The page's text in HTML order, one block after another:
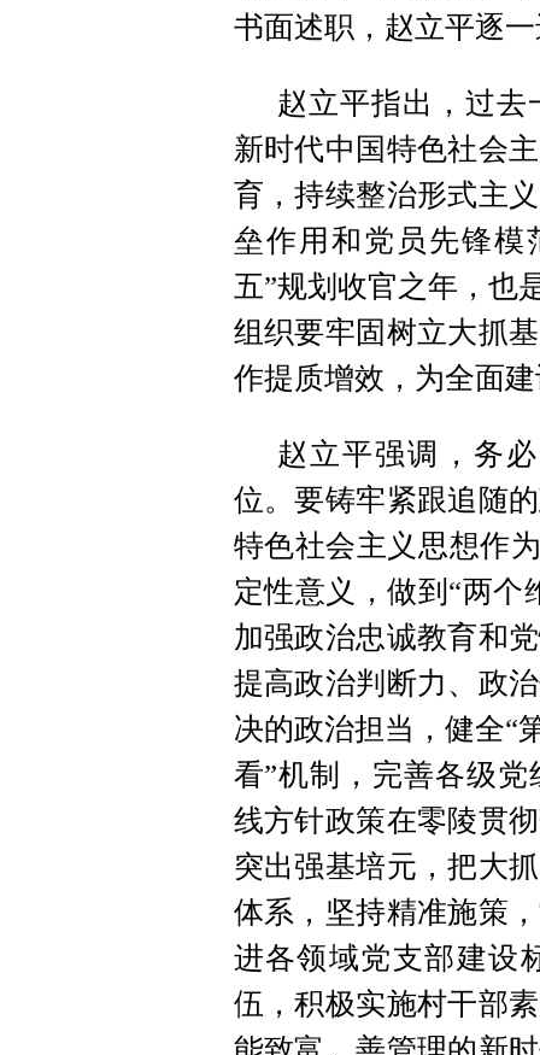
书面述职，赵立平逐
赵立平指出，过
新时代中国特色社会
育，持续整治形式主
垒作用和党员先锋模
五”规划收官之年，也
组织要牢固树立大抓
作提质增效，为全面
赵立平强调，务
位。要铸牢紧跟追随
特色社会主义思想作
定性意义，做到“两个
加强政治忠诚教育和
提高政治判断力、政
决的政治担当，健全“
看”机制，完善各级
线方针政策在零陵贯
突出强基培元，把大
体系，坚持精准施策
进各领域党支部建设
伍，积极实施村干部